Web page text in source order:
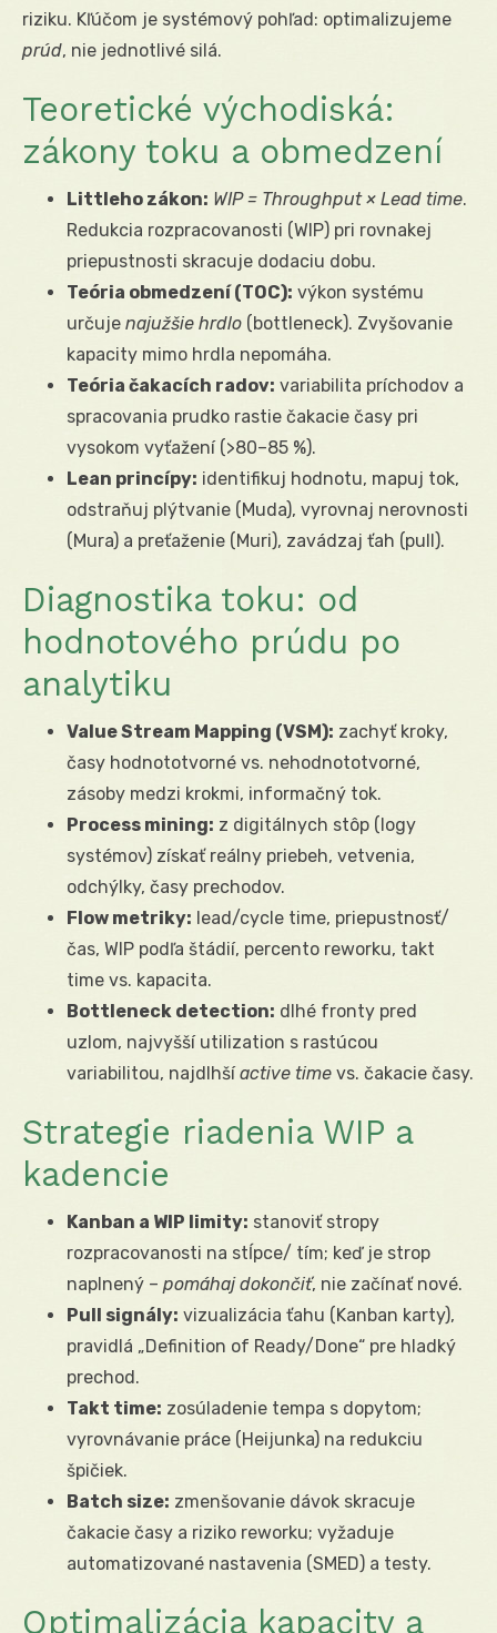
riziku. Kľúčom je systémový pohľad: optimalizujeme
prúd, nie jednotlivé silá.
Teoretické východiská:
zákony toku a obmedzení
Littleho zákon: WIP = Throughput × Lead time.
Redukcia rozpracovanosti (WIP) pri rovnakej
priepustnosti skracuje dodaciu dobu.
Teória obmedzení (TOC): výkon systému
určuje najužšie hrdlo (bottleneck). Zvyšovanie
kapacity mimo hrdla nepomáha.
Teória čakacích radov: variabilita príchodov a
spracovania prudko rastie čakacie časy pri
vysokom vyťažení (>80–85 %).
Lean princípy: identifikuj hodnotu, mapuj tok,
odstraňuj plýtvanie (Muda), vyrovnaj nerovnosti
(Mura) a preťaženie (Muri), zavádzaj ťah (pull).
Diagnostika toku: od
hodnotového prúdu po
analytiku
Value Stream Mapping (VSM): zachyť kroky,
časy hodnototvorné vs. nehodnototvorné,
zásoby medzi krokmi, informačný tok.
Process mining: z digitálnych stôp (logy
systémov) získať reálny priebeh, vetvenia,
odchýlky, časy prechodov.
Flow metriky: lead/cycle time, priepustnosť/
čas, WIP podľa štádií, percento reworku, takt
time vs. kapacita.
Bottleneck detection: dlhé fronty pred
uzlom, najvyšší utilization s rastúcou
variabilitou, najdlhšíactive time vs. čakacie časy.
Strategie riadenia WIP a
kadencie
Kanban a WIP limity: stanoviť stropy
rozpracovanosti na stĺpce/ tím; keď je strop
naplnený – pomáhaj dokončiť, nie začínať nové.
Pull signály: vizualizácia ťahu (Kanban karty),
pravidlá „Definition of Ready/Done“ pre hladký
prechod.
Takt time: zosúladenie tempa s dopytom;
vyrovnávanie práce (Heijunka) na redukciu
špičiek.
Batch size: zmenšovanie dávok skracuje
čakacie časy a riziko reworku; vyžaduje
automatizované nastavenia (SMED) a testy.
Optimalizácia kapacity a